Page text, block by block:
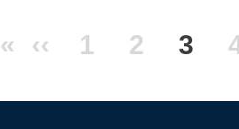
Перша
«
Попередня
‹‹ Сторінка
1 2 3